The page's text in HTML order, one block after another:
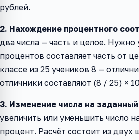
рублей.
2. Нахождение процентного
два числа — часть и целое. Нужно
процентов составляет часть от
классе из 25 учеников 8 —
отличники составляют (8 / 25) ×
3. Изменение числа на
увеличить или уменьшить число
процент. Расчёт состоит из двух